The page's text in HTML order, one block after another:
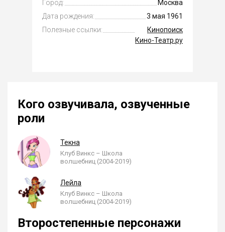
Город:
Москва
Дата рождения:
3 мая 1961
Полезные ссылки:
Кинопоиск
Кино-Театр.ру
Кого озвучивала, озвученные
роли
Текна
Клуб Винкс – Школа
волшебниц (2004-2019)
Лейла
Клуб Винкс – Школа
волшебниц (2004-2019)
Второстепенные персонажи